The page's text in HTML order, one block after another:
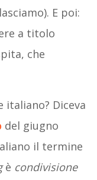
E poi:
a titolo
che
italiano? Diceva
del giugno
il termine
è condivisione